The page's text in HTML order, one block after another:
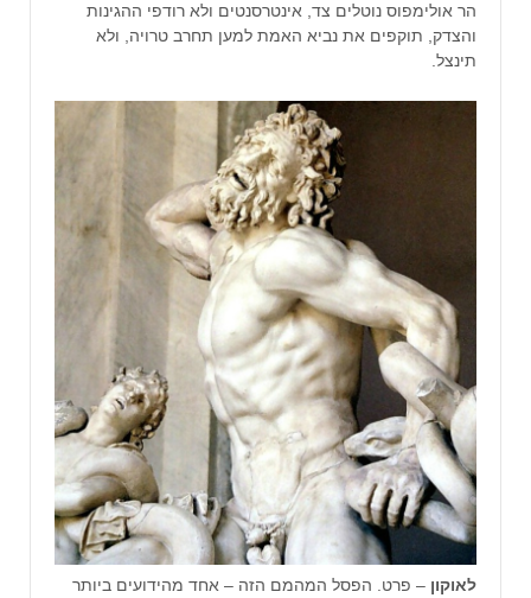
הר אולימפוס נוטלים צד, אינטרסנטים ולא רודפי ההגינות
והצדק, תוקפים את נביא האמת למען תחרב טרויה, ולא
תינצל.
לאוקון – פרט. הפסל המהמם הזה – אחד מהידועים ביותר